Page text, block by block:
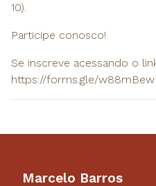
10).
Participe conosco!
Se inscreve acessando o
https://forms.gle/
Marcelo Barros